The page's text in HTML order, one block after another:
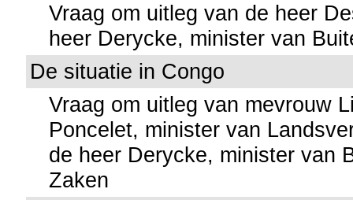
Vraag om uitleg van de heer
heer Derycke, minister van
De situatie in Congo
Vraag om uitleg van mevrouw
Poncelet, minister van
de heer Derycke, minister van
Zaken